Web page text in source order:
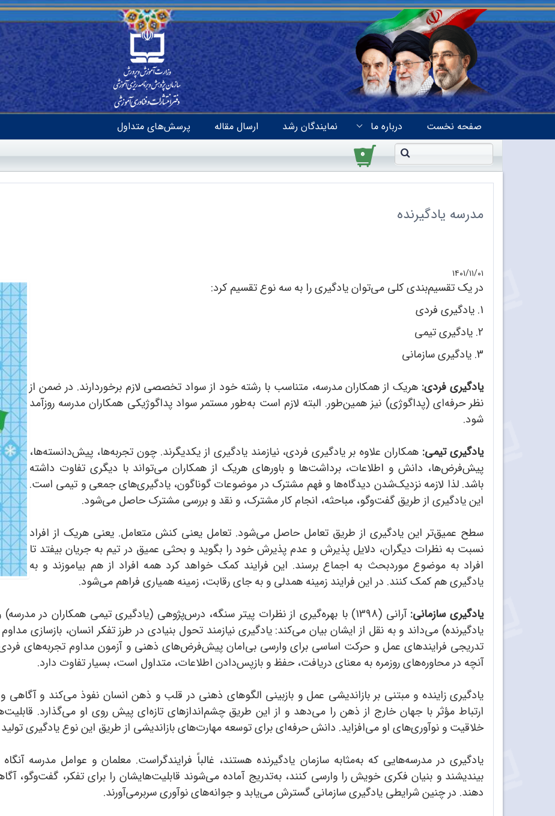
صفحه نخست درباره ما نمایندگان رشد ارسال مقاله پرسش‌های متداول
۰
مدرسه یادگیرنده
۱۴۰۱/۱۱/۰۱
در یک تقسیم‌بندی کلی می‌توان یادگیری را به سه نوع تقسیم کرد:
1. یادگیری فردی
2. یادگیری تیمی
3. یادگیری سازمانی
یادگیری فردی: هریک از همکاران مدرسه، متناسب با رشته خود از سواد تخصصی لازم برخوردارند. در ضمن از
نظر حرفه‌ای (پداگوژی) نیز همین‌طور. البته لازم است به‌طور مستمر سواد پداگوژیکی همکاران مدرسه روزآمد
شود.
یادگیری تیمی: همکاران علاوه بر یادگیری فردی، نیازمند یادگیری از یکدیگرند. چون تجربه‌‌‌‌ها، پیش‌دانسته‌ها،
پیش‌فرض‌ها، دانش و اطلاعات، برداشت‌ها و باورهای هریک از همکاران می‌تواند با دیگری تفاوت داشته
باشد. لذا لازمه نزدیک‌شدن دیدگاه‌ها و فهم مشترک در موضوعات گوناگون، یادگیری‌های جمعی و تیمی است.
این یادگیری از طریق گفت‌وگو، مباحثه، انجام کار مشترک، و نقد و بررسی مشترک حاصل می‌شود.
سطح عمیق‌تر این یادگیری از طریق تعامل حاصل می‌شود. تعامل یعنی کنش متعامل. یعنی هریک از افراد
نسبت به نظرات دیگران، دلایل پذیرش و عدم پذیرش خود را بگوید و بحثی عمیق در تیم به جریان بیفتد تا
افراد به موضوع موردبحث به اجماع برسند. این فرایند کمک خواهد کرد همه افراد از هم بیاموزند و به
یادگیری هم کمک کنند. در این فرایند زمینه همدلی و به جای رقابت، زمینه همیاری فراهم می‌‌شود.
یادگیری سازمانی:
آرانی (1398)‌ با بهره‌گیری از نظرات پیتر سنگه، درس‌پژوهی (یادگیری تیمی همکاران در
یادگیرنده) می‌داند و به نقل از ایشان بیان می‌‌کند: یادگیری نیازمند تحول بنیادی در طرز تفکر انسان، بازسازی
تدریجی فرایندهای عمل و حرکت اساسی برای وارسی بی‌امان پیش‌فرض‌های ذهنی و آزمون مداوم تجربه‌های فردی
آنچه در محاوره‌های روزمره به معنای دریافت، حفظ و بازپس‌دادن اطلاعات، متداول است، بسیار تفاوت دارد.
یادگیری زاینده و مبتنی بر بازاندیشی عمل و بازبینی الگوهای ذهنی در قلب و ذهن انسان نفوذ می‌کند و آگاهی و
ارتباط مؤثر با جهان خارج از ذهن را می‌دهد و از این طریق چشم‌اندازهای تازه‌ای پیش روی او می‌گذارد.
خلاقیت و نوآوری‌های او می‌افزاید. دانش حرفه‌ای برای توسعه مهارت‌های بازاندیشی از طریق این نوع یادگیری
یادگیری در مدرسه‌هایی که به‌مثابه سازمان یادگیرنده هستند، غالباً فرایندگراست. معلمان و عوامل مدرسه
بیندیشند و بنیان فکری خویش را وارسی کنند، به‌تدریج آماده می‌شوند قابلیت‌هایشان را برای تفکر، گفت‌وگو،
دهند. در چنین شرایطی یادگیری سازمانی گسترش می‌یابد و جوانه‌های نوآوری سربرمی‌آورند.